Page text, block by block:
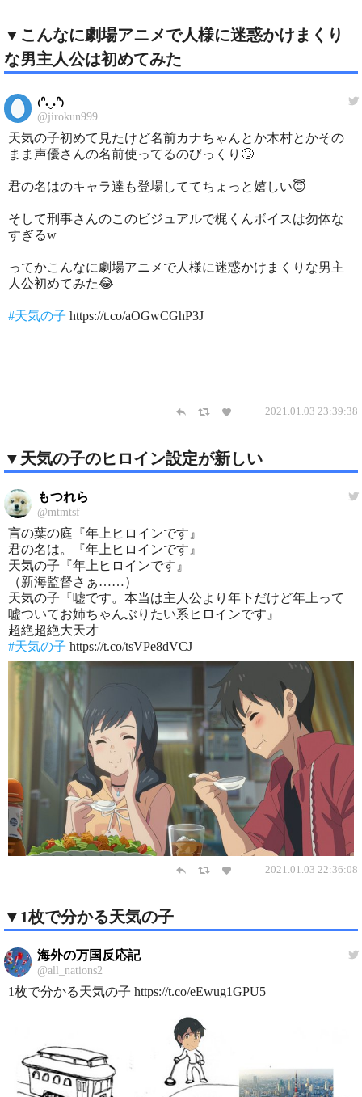
▼こんなに劇場アニメで人様に迷惑かけまくり
な男主人公は初めてみた
₍ᐢ.ˬ.ᐢ₎
@jirokun999
天気の子初めて見たけど名前カナちゃんとか木村とかその
まま声優さんの名前使ってるのびっくり🙄
君の名はのキャラ達も登場しててちょっと嬉しい😇
そして刑事さんのこのビジュアルで梶くんボイスは勿体な
すぎるw
ってかこんなに劇場アニメで人様に迷惑かけまくりな男主
人公初めてみた😂
#天気の子 https://t.co/aOGwCGhP3J
2021.01.03 23:39:38
▼天気の子のヒロイン設定が新しい
もつれら
@mtmtsf
言の葉の庭『年上ヒロインです』
君の名は。『年上ヒロインです』
天気の子『年上ヒロインです』
（新海監督さぁ……）
天気の子『嘘です。本当は主人公より年下だけど年上って
嘘ついてお姉ちゃんぶりたい系ヒロインです』
超絶超絶大天才
#天気の子 https://t.co/tsVPe8dVCJ
2021.01.03 22:36:08
▼1枚で分かる天気の子
海外の万国反応記
@all_nations2
1枚で分かる天気の子 https://t.co/eEwug1GPU5